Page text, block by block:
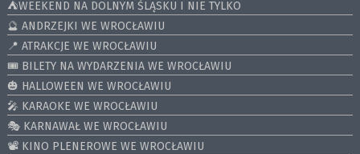
⛺️WEEKEND NA DOLNYM ŚLĄSKU I NIE TYLKO
🔮 ANDRZEJKI WE WROCŁAWIU
📍 ATRAKCJE WE WROCŁAWIU
🎟️ BILETY NA WYDARZENIA WE WROCŁAWIU
🎃 HALLOWEEN WE WROCŁAWIU
🎤 KARAOKE WE WROCŁAWIU
🎭 KARNAWAŁ WE WROCŁAWIU
📽️ KINO PLENEROWE WE WROCŁAWIU